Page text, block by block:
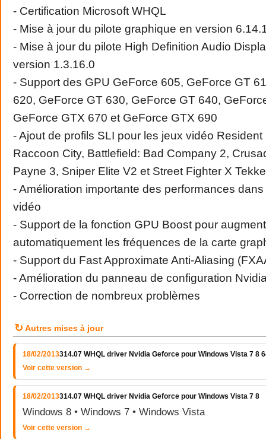
- Certification Microsoft WHQL
- Mise à jour du pilote graphique en version
- Mise à jour du pilote High Definition Audio
version 1.3.16.0
- Support des GPU GeForce 605, GeForce GT
620, GeForce GT 630, GeForce GT 640,
GeForce GTX 670 et GeForce GTX 690
- Ajout de profils SLI pour les jeux vidéo
Raccoon City, Battlefield: Bad Company 2,
Payne 3, Sniper Elite V2 et Street Fighter X
- Amélioration importante des performances
vidéo
- Support de la fonction GPU Boost pour
automatiquement les fréquences de la carte
- Support du Fast Approximate Anti-Aliasing
- Amélioration du panneau de configuration
- Correction de nombreux problèmes
↻ Autres mises à jour
18/02/2013314.07 WHQL driver Nvidia Geforce pour Windows Vista 7 8
Voir cette version →
18/02/2013314.07 WHQL driver Nvidia Geforce pour Windows Vista 7 8
Windows 8 • Windows 7 • Windows Vista
Voir cette version →